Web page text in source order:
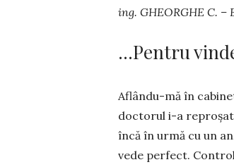
ing. GHEORGHE C.
…Pentru
Aflându-mă în
doctorul i-a reproșat
încă în urmă cu un
ve­de perfect.